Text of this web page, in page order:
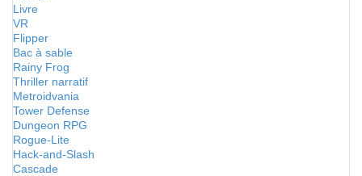
Livre
VR
Flipper
Bac à sable
Rainy Frog
Thriller narratif
Metroidvania
Tower Defense
Dungeon RPG
Rogue-Lite
Hack-and-Slash
Cascade